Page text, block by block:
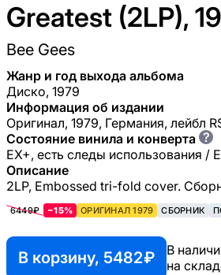
Greatest (2LP),
Bee Gees
Жанр и год выхода альбома
Диско, 1979
Информация об издании
Оригинал, 1979, Германия, лейбл
Состояние винила и конверта ?
EX+, есть следы использования /
Описание
2LP, Embossed tri-fold cover.
6449₽ −15% ОРИГИНАЛ 1979 СБОРНИК
В корзину, 5482 ₽
В
на